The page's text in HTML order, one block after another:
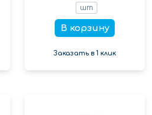
шт
В корзину
Заказать в 1 клик